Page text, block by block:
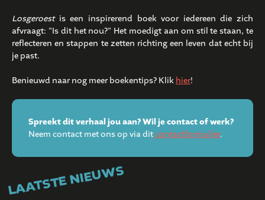
Losgeroestis een inspirerend boek voor iedereen die zich
afvraagt: "Is dit het nou?" Het moedigt aan om stil te staan, te
reflecteren en stappen te zetten richting een leven dat echt bij
je past.
Benieuwd naar nog meer boekentips? Klik hier!
Spreekt dit verhaal jou aan? Wil je contact of werk?
Neem contact met ons op via ditcontactformulier.
LAATSTE NIEUWS